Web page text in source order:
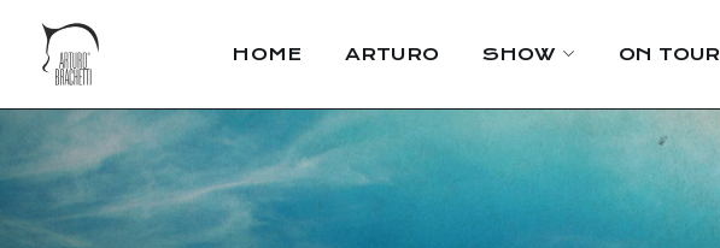
HOME ARTURO SHOW ON TOUR